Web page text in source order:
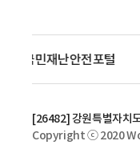
국민재난안전포털
[26482] 강원특별자치
Copyright ⓒ 2020